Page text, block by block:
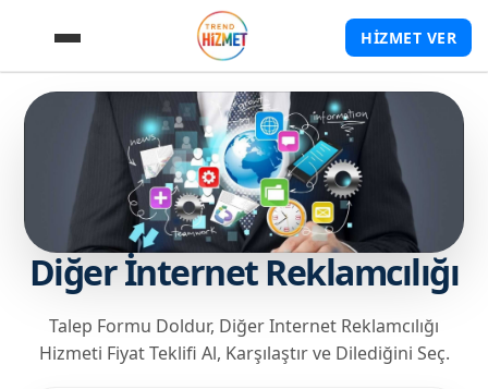
HİZMET VER
Diğer İnternet Reklamcılığı
Talep Formu Doldur, Diğer Internet Reklamcılığı
Hizmeti Fiyat Teklifi Al, Karşılaştır ve Dilediğini Seç.